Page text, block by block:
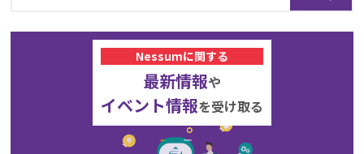
Nessumに関する
最新情報や
イベント情報を受け取る